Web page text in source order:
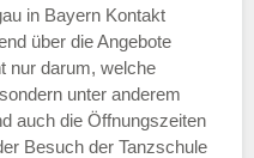
in Bayern Kontakt
über die Angebote
nur darum, welche
unter anderem
auch die Öffnungszeiten
Besuch der Tanzschule